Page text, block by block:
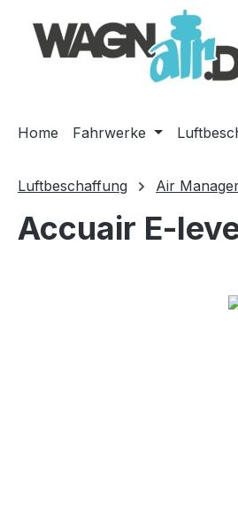
Hauptinhalt springen
Zur Suche springen
Zur Hauptnavigation springen
Home Fahrwerke
Luftbeschaffung Air
Accuair E-